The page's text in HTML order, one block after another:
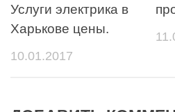
Услуги электрика в
Харькове цены.
10.01.2017